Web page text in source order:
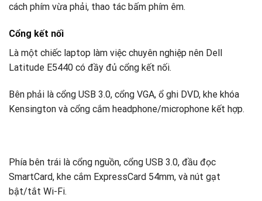
cách phím vừa phải, thao tác bấm phím êm.
Cổng kết nối
Là một chiếc laptop làm việc chuyên nghiệp nên Dell
Latitude E5440 có đầy đủ cổng kết nối.
Bên phải là cổng USB 3.0, cổng VGA, ổ ghi DVD, khe khóa
Kensington và cổng cắm headphone/microphone kết hợp.
Phía bên trái là cổng nguồn, cổng USB 3.0, đầu đọc
SmartCard, khe cắm ExpressCard 54mm, và nút gạt
bật/tắt Wi-Fi.